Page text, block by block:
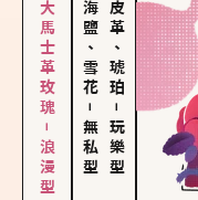
大馬士革玫瑰－浪漫型 海鹽、雪花
－
無私型
皮革、琥珀
－
玩樂型